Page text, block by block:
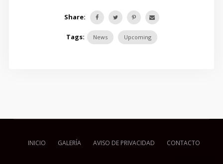
Share:
Tags: News Upcoming
INICIO GALERÍA AVISO DE PRIVACIDAD CONTACTO